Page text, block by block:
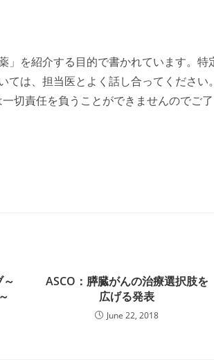
」を紹介する目的で書かれています。特
ては、担当医とよく話し合ってください
切責任を負うことができませんのでご了
ASCO：膵臓がんの治療選択肢を
広げる発表
June 22, 2018